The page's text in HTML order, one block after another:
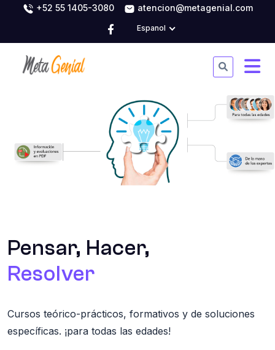
+52 55 1405-3080 atencion@metagenial.com
Espanol
Pensar, Hacer,
Resolver
Cursos teórico-prácticos, formativos y de soluciones
específicas. ¡para todas las edades!